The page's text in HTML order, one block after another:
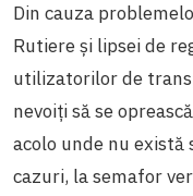
Din cauza
Rutiere și lipsei de
utilizatorilor de
nevoiți să se
acolo unde nu
cazuri, la semafor